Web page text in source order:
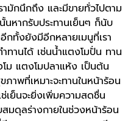
ามักนึกถึง และมีขายทั่วไปตาม
หากรับประทานเย็นๆ ก็นับ
กทั้งยังมีอีกหลายเมนูที่เรา
ทานได้ เช่นน้ำแตงโมปั่น ทาน
ม แตงโมปลาแห้ง เป็นต้น
าพที่เหมาะจะทานในหน้าร้อน
เย็นจะยิ่งเพิ่มความสดชื่น
มดุลร่างกายในช่วงหน้าร้อน